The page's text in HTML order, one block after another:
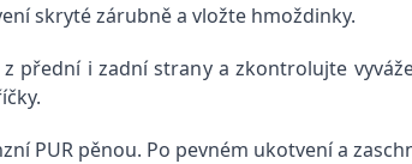
skryté zárubně a vložte hmoždinky.
přední i zadní strany a zkontrolujte
PUR pěnou. Po pevném ukotvení a